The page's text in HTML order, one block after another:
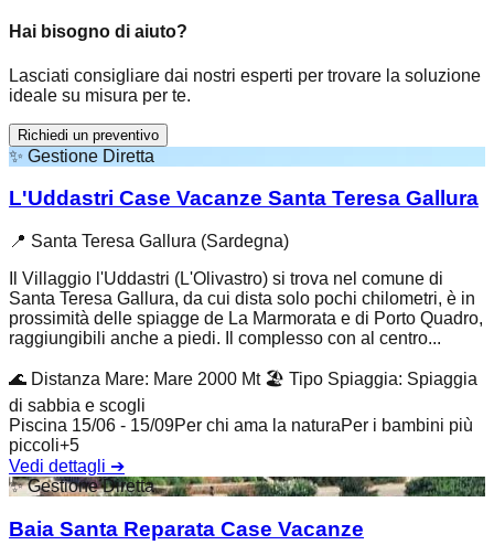
Hai bisogno di aiuto?
Lasciati consigliare dai nostri esperti per trovare la soluzione
ideale su misura per te.
Richiedi un preventivo
✨ Gestione Diretta
L'Uddastri Case Vacanze Santa Teresa Gallura
📍 Santa Teresa Gallura (Sardegna)
Il Villaggio l'Uddastri (L'Olivastro) si trova nel comune di
Santa Teresa Gallura, da cui dista solo pochi chilometri, è in
prossimità delle spiagge de La Marmorata e di Porto Quadro,
raggiungibili anche a piedi. Il complesso con al centro...
🌊 Distanza Mare: Mare 2000 Mt 🏖️ Tipo Spiaggia: Spiaggia
di sabbia e scogli
Piscina 15/06 - 15/09Per chi ama la naturaPer i bambini più
piccoli+5
Vedi dettagli ➔
✨Gestione Diretta
Baia Santa Reparata Case Vacanze